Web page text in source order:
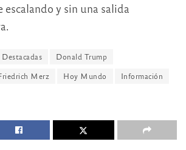
escalando y sin una salida
Destacadas
Donald Trump
Merz Hoy Mundo Información